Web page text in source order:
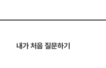
내가 처음 질문하기